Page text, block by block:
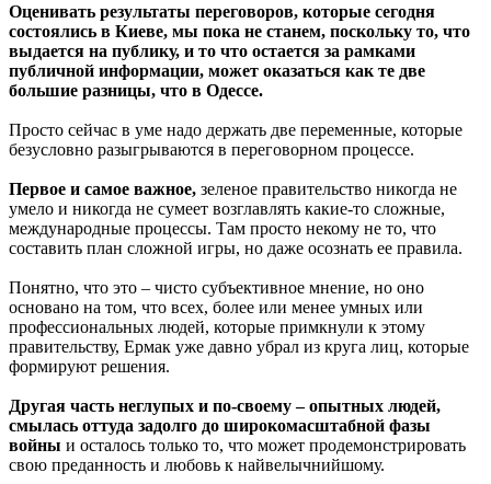
Оценивать результаты переговоров, которые сегодня
состоялись в Киеве, мы пока не станем, поскольку то, что
выдается на публику, и то что остается за рамками
публичной информации, может оказаться как те две
большие разницы, что в Одессе.
Просто сейчас в уме надо держать две переменные, которые
безусловно разыгрываются в переговорном процессе.
Первое и самое важное, зеленое правительство никогда не
умело и никогда не сумеет возглавлять какие-то сложные,
международные процессы. Там просто некому не то, что
составить план сложной игры, но даже осознать ее правила.
Понятно, что это – чисто субъективное мнение, но оно
основано на том, что всех, более или менее умных или
профессиональных людей, которые примкнули к этому
правительству, Ермак уже давно убрал из круга лиц, которые
формируют решения.
Другая часть неглупых и по-своему – опытных людей,
смылась оттуда задолго до широкомасштабной фазы
войны и осталось только то, что может продемонстрировать
свою преданность и любовь к найвелычнийшому.